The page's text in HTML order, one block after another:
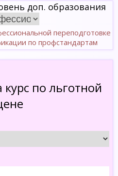
доп. образования
переподготовке
по профстандартам
по льготной